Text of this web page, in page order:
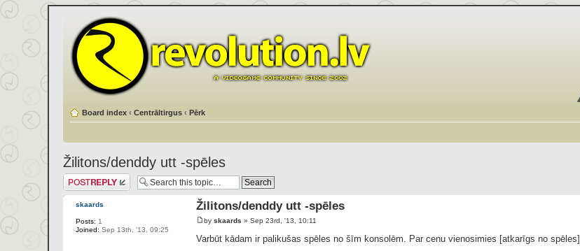
Board index ‹ Centrāltirgus ‹ Pērk
Žilitons/denddy utt -spēles
Post a reply
skaards
Posts: 1
Joined: Sep 13th, '13, 09:25
Žilitons/denddy utt -spēles
by skaards » Sep 23rd, '13, 10:11
Varbūt kādam ir palikušas spēles no šīm konsolēm. Par cenu vienosimies [atkarīgs no spēles]